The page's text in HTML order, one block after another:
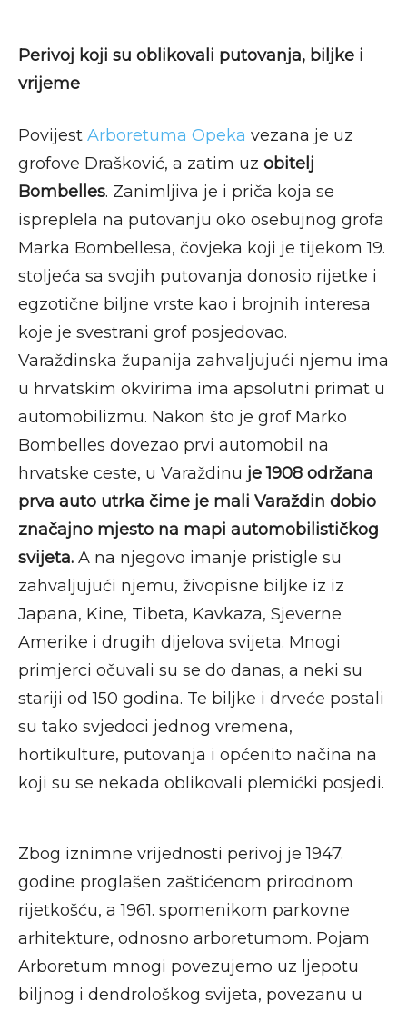
Perivoj koji su oblikovali putovanja, biljke i
vrijeme
Povijest Arboretuma Opeka vezana je uz
grofove Drašković, a zatim uz obitelj
Bombelles. Zanimljiva je i priča koja se
ispreplela na putovanju oko osebujnog grofa
Marka Bombellesa, čovjeka koji je tijekom 19.
stoljeća sa svojih putovanja donosio rijetke i
egzotične biljne vrste kao i brojnih interesa
koje je svestrani grof posjedovao.
Varaždinska županija zahvaljujući njemu ima
u hrvatskim okvirima ima apsolutni primat u
automobilizmu. Nakon što je grof Marko
Bombelles dovezao prvi automobil na
hrvatske ceste, u Varaždinu je 1908 održana
prva auto utrka čime je mali Varaždin dobio
značajno mjesto na mapi automobilističkog
svijeta. A na njegovo imanje pristigle su
zahvaljujući njemu, živopisne biljke iz iz
Japana, Kine, Tibeta, Kavkaza, Sjeverne
Amerike i drugih dijelova svijeta. Mnogi
primjerci očuvali su se do danas, a neki su
stariji od 150 godina. Te biljke i drveće postali
su tako svjedoci jednog vremena,
hortikulture, putovanja i općenito načina na
koji su se nekada oblikovali plemićki posjedi.
Zbog iznimne vrijednosti perivoj je 1947.
godine proglašen zaštićenom prirodnom
rijetkošću, a 1961. spomenikom parkovne
arhitekture, odnosno arboretumom. Pojam
Arboretum mnogi povezujemo uz ljepotu
biljnog i dendrološkog svijeta, povezanu u